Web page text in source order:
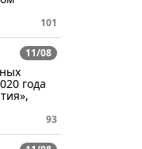
101
11/08
года
93